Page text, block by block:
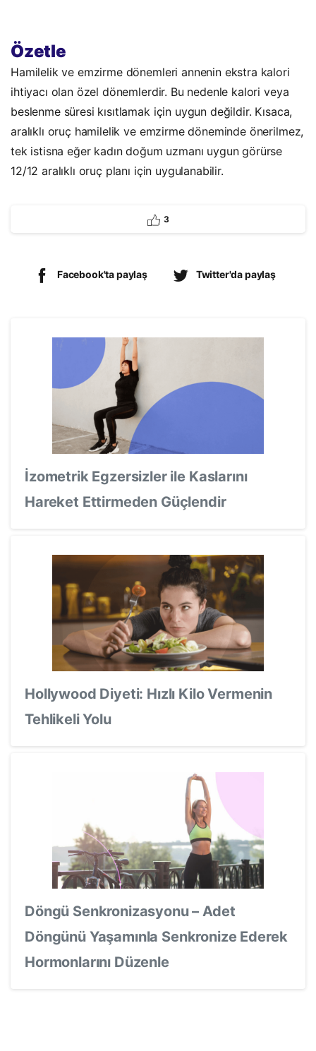
Özetle
Hamilelik ve emzirme dönemleri annenin ekstra kalori
ihtiyacı olan özel dönemlerdir. Bu nedenle kalori veya
beslenme süresi kısıtlamak için uygun değildir. Kısaca,
aralıklı oruç hamilelik ve emzirme döneminde önerilmez,
tek istisna eğer kadın doğum uzmanı uygun görürse
12/12 aralıklı oruç planı için uygulanabilir.
3
Facebook'ta paylaş Twitter'da paylaş
İzometrik Egzersizler ile Kaslarını
Hareket Ettirmeden Güçlendir
Hollywood Diyeti: Hızlı Kilo Vermenin
Tehlikeli Yolu
Döngü Senkronizasyonu – Adet
Döngünü Yaşamınla Senkronize Ederek
Hormonlarını Düzenle